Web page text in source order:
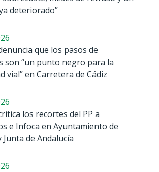
deteriorado”
que los pasos de
son “un punto negro para la
vial” en Carretera de Cádiz
los recortes del PP a
e Infoca en Ayuntamiento de
Junta de Andalucía